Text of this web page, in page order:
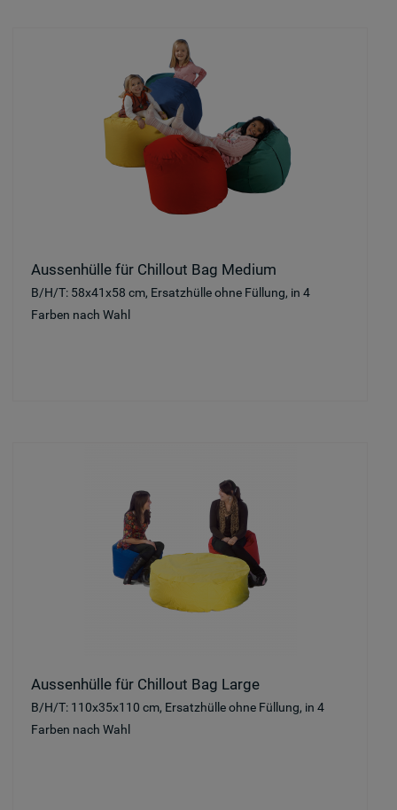
Aussenhülle für Chillout Bag Medium
B/H/T: 58x41x58 cm, Ersatzhülle ohne Füllung, in 4
Farben nach Wahl
Aussenhülle für Chillout Bag Large
B/H/T: 110x35x110 cm, Ersatzhülle ohne Füllung, in 4
Farben nach Wahl